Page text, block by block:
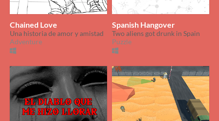
Chained Love
Una historia de amor y amistad
Adventure
Spanish Hangover
Two aliens got drunk in Spain
Puzzle